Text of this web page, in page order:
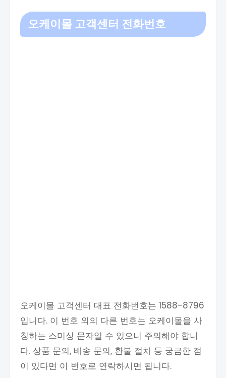
오케이몰 고객센터 전화번호
오케이몰 고객센터 대표 전화번호는 1588-8796
입니다. 이 번호 외의 다른 번호는 오케이몰을 사
칭하는 스미싱 문자일 수 있으니 주의해야 합니
다. 상품 문의, 배송 문의, 환불 절차 등 궁금한 점
이 있다면 이 번호로 연락하시면 됩니다.